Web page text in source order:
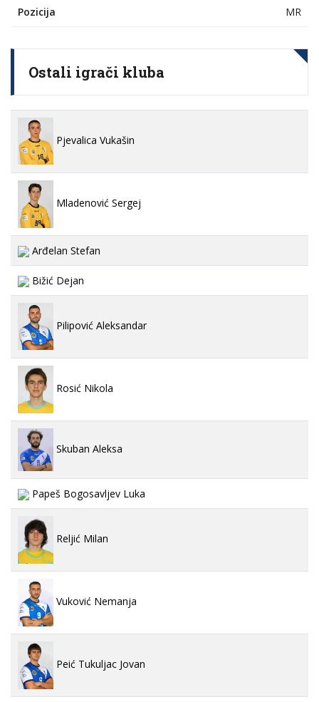
Pozicija MR
Ostali igrači kluba
Pjevalica Vukašin
Mladenović Sergej
Arđelan Stefan
Bižić Dejan
Pilipović Aleksandar
Rosić Nikola
Skuban Aleksa
Papeš Bogosavljev Luka
Reljić Milan
Vuković Nemanja
Peić Tukuljac Jovan